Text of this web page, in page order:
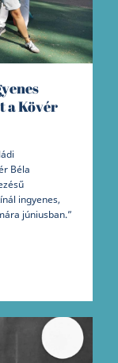
a Kövér
Béla
ingyenes,
júniusban.”